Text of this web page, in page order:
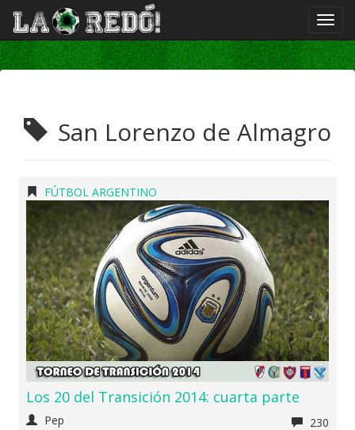
San Lorenzo de Almagro
FÚTBOL ARGENTINO
Los 20 del Transición 2014: cuarta parte
Pep
230